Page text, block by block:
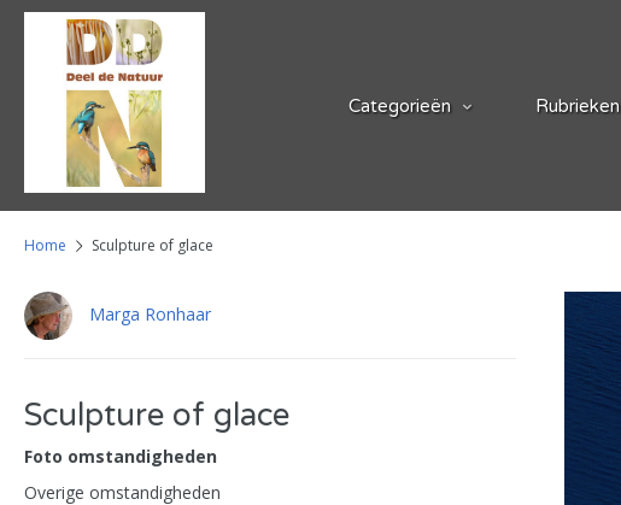
Categorieën Rubrieken
Home Sculpture of glace
Marga Ronhaar
Sculpture of glace
Foto omstandigheden
Overige omstandigheden